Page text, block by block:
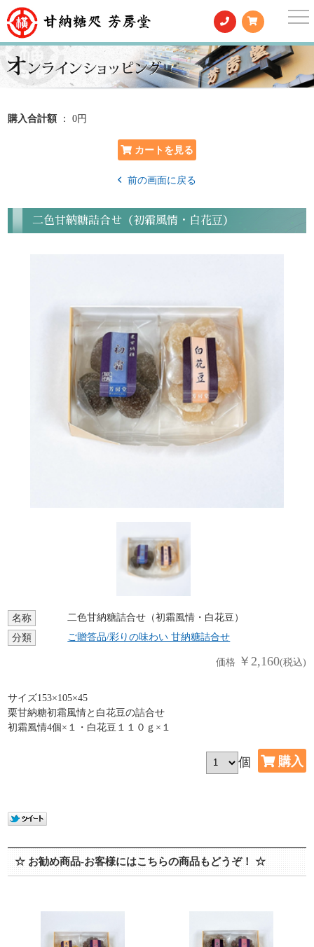
購入合計額 ： 0円
前の画面に戻る
二色甘納糖詰合せ（初霜風情・白花豆）
名称
二色甘納糖詰合せ（初霜風情・白花豆）
分類
ご贈答品/彩りの味わい 甘納糖詰合せ
価格 ￥2,160(税込)
サイズ153×105×45
栗甘納糖初霜風情と白花豆の詰合せ
初霜風情4個×１・白花豆１１０ｇ×１
個
☆ お勧め商品-お客様にはこちらの商品もどうぞ！ ☆